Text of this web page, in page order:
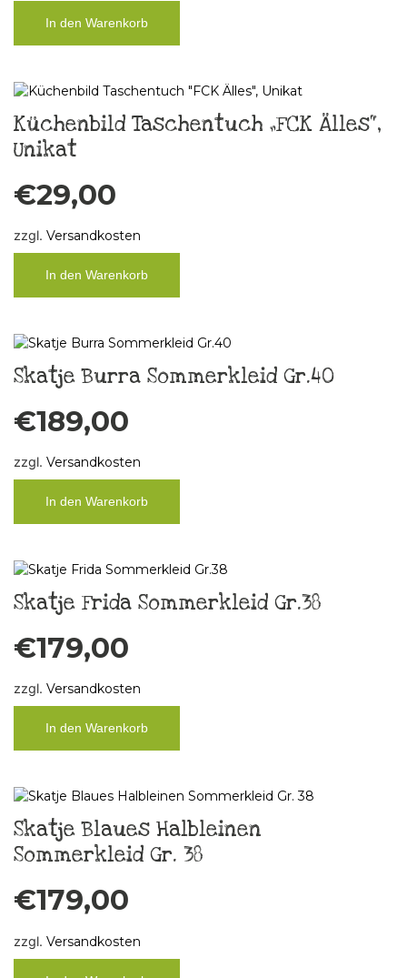
In den Warenkorb
Küchenbild Taschentuch „FCK Älles“,
Unikat
€29,00
zzgl. Versandkosten
In den Warenkorb
Skatje Burra Sommerkleid Gr.40
€189,00
zzgl. Versandkosten
In den Warenkorb
Skatje Frida Sommerkleid Gr.38
€179,00
zzgl. Versandkosten
In den Warenkorb
Skatje Blaues Halbleinen
Sommerkleid Gr. 38
€179,00
zzgl. Versandkosten